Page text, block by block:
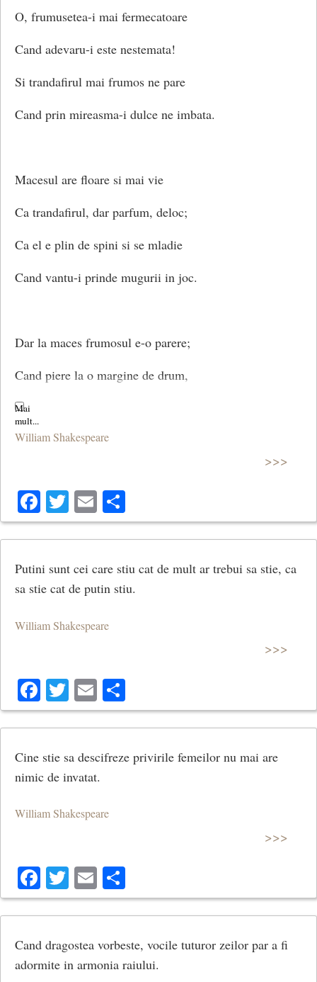
O, frumusetea-i mai fermecatoare
Cand adevaru-i este nestemata!
Si trandafirul mai frumos ne pare
Cand prin mireasma-i dulce ne imbata.
Macesul are floare si mai vie
Ca trandafirul, dar parfum, deloc;
Ca el e plin de spini si se mladie
Cand vantu-i prinde mugurii in joc.
Dar la maces frumosul e-o parere;
Cand piere la o margine de drum,
Il uita toti. Si trandafirul piere,
Dar lasa-n urma dulcele-i parfum.
Si frumusetea ta va trece, dar
Ii voi filtra prin vers inaltu-i har.
William Shakespeare
>>>
Facebook
Twitter
Email
Putini sunt cei care stiu cat de mult ar trebui sa stie, ca
sa stie cat de putin stiu.
William Shakespeare
>>>
Facebook
Twitter
Email
Cine stie sa descifreze privirile femeilor nu mai are
nimic de invatat.
William Shakespeare
>>>
Facebook
Twitter
Email
Cand dragostea vorbeste, vocile tuturor zeilor par a fi
adormite in armonia raiului.